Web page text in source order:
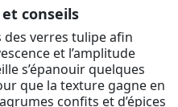
conseils
des verres tulipe afin
et l’amplitude
s’épanouir quelques
que la texture gagne en
confits et d’épices